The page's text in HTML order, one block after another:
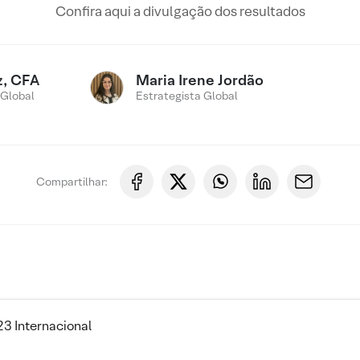
Confira aqui a divulgação dos resultados
CFA Maria Irene Jordão
Estrategista Global
Compartilhar:
Internacional